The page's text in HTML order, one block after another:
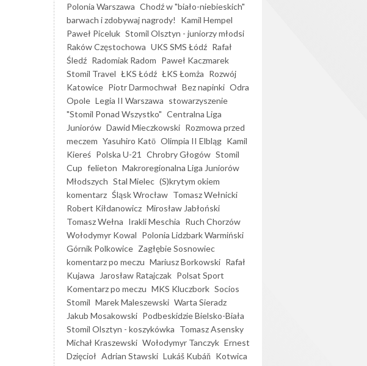
Polonia Warszawa Chodź w "biało-niebieskich"
barwach i zdobywaj nagrody!
Kamil Hempel
Paweł Piceluk Stomil Olsztyn - juniorzy młodsi
Raków Częstochowa UKS SMS Łódź Rafał
Śledź Radomiak Radom Paweł Kaczmarek
Stomil Travel ŁKS Łódź ŁKS Łomża Rozwój
Katowice Piotr Darmochwał Bez napinki Odra
Opole Legia II Warszawa stowarzyszenie
"Stomil Ponad Wszystko" Centralna Liga
Juniorów Dawid Mieczkowski Rozmowa przed
meczem Yasuhiro Katō Olimpia II Elbląg Kamil
Kiereś Polska U-21 Chrobry Głogów Stomil
Cup felieton Makroregionalna Liga Juniorów
Młodszych Stal Mielec (S)krytym okiem
komentarz Śląsk Wrocław Tomasz Wełnicki
Robert Kiłdanowicz Mirosław Jabłoński
Tomasz Wełna Irakli Meschia Ruch Chorzów
Wołodymyr Kowal Polonia Lidzbark Warmiński
Górnik Polkowice Zagłębie Sosnowiec
komentarz po meczu Mariusz Borkowski Rafał
Kujawa
Jarosław Ratajczak Polsat Sport
Komentarz po meczu MKS Kluczbork Socios
Stomil Marek Maleszewski Warta Sieradz
Jakub Mosakowski Podbeskidzie Bielsko-Biała
Stomil Olsztyn - koszykówka Tomasz Asensky
Michał Kraszewski Wołodymyr Tanczyk Ernest
Dzięcioł Adrian Stawski Lukáš Kubáň Kotwica